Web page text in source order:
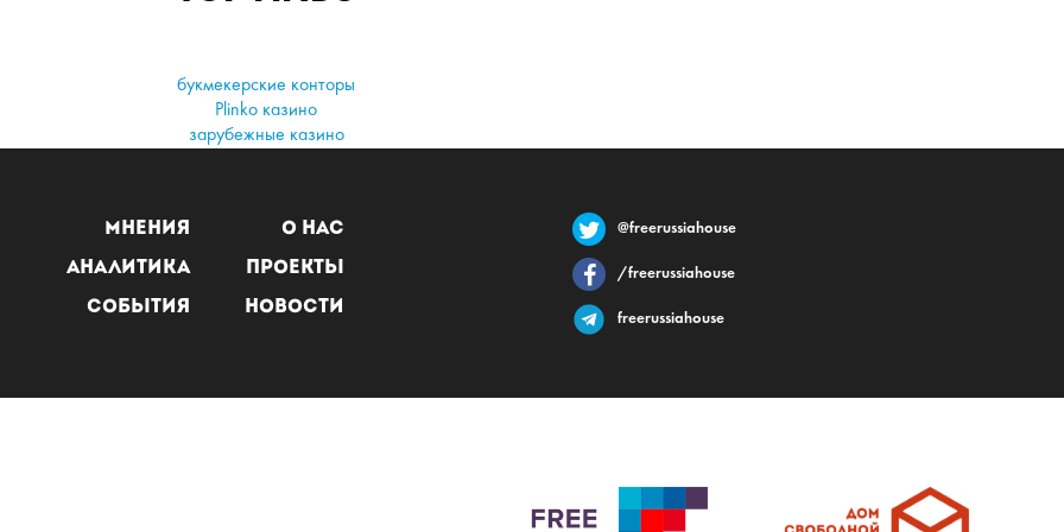
букмекерские конторы
Plinko казино
зарубежные казино
Мнения О нас
Аналитика Проекты
События Новости
@freerussiahouse
/freerussiahouse
freerussiahouse